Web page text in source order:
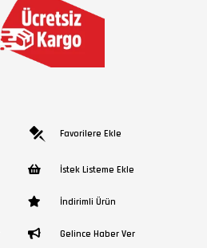
Favorilere Ekle
İstek Listeme Ekle
İndirimli Ürün
Gelince Haber Ver